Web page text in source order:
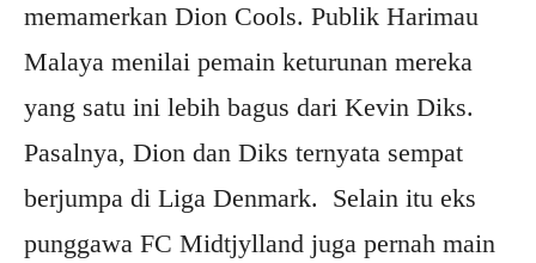
memamerkan Dion Cools. Publik Harimau
Malaya menilai pemain keturunan mereka
yang satu ini lebih bagus dari Kevin Diks.
Pasalnya, Dion dan Diks ternyata sempat
berjumpa di Liga Denmark. Selain itu eks
punggawa FC Midtjylland juga pernah main